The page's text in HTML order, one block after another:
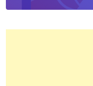
Kota